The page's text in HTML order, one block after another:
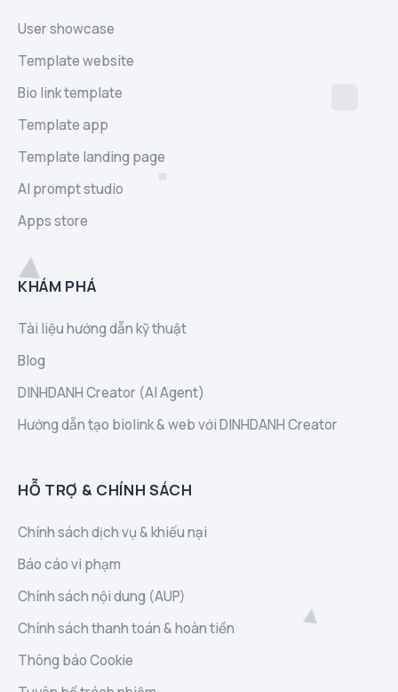
User showcase
Template website
Bio link template
Template app
Template landing page
AI prompt studio
Apps store
KHÁM PHÁ
Tài liệu hướng dẫn kỹ thuật
Blog
DINHDANH Creator (AI Agent)
Hướng dẫn tạo biolink & web với DINHDANH Creator
HỖ TRỢ & CHÍNH SÁCH
Chính sách dịch vụ & khiếu nại
Báo cáo vi phạm
Chính sách nội dung (AUP)
Chính sách thanh toán & hoàn tiền
Thông báo Cookie